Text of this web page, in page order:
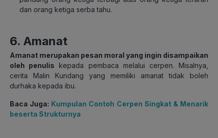
dan orang ketiga serba tahu.
6. Amanat
Amanat merupakan pesan moral yang ingin disampaikan
oleh penulis kepada pembaca melalui cerpen. Misalnya,
cerita Malin Kundang yang memiliki amanat tidak boleh
durhaka kepada ibu.
Baca Juga: Kumpulan Contoh Cerpen Singkat & Menarik
beserta Strukturnya